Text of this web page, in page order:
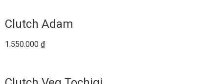
Clutch Adam
1.550.000 ₫